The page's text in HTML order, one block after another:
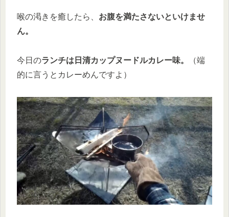
喉の渇きを癒したら、 お腹を満たさないといけませ
ん。
今日のランチは日清カップヌードルカレー味。
（端
的に言うとカレーめんですよ）